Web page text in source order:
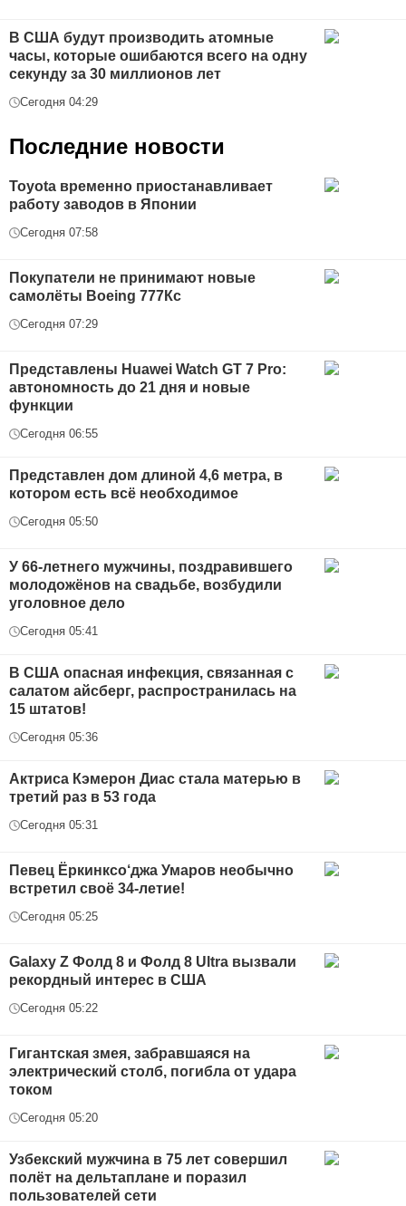
В США будут производить атомные
часы, которые ошибаются всего на одну
секунду за 30 миллионов лет
Сегодня 04:29
Последние новости
Toyota временно приостанавливает
работу заводов в Японии
Сегодня 07:58
Покупатели не принимают новые
самолёты Boeing 777Кс
Сегодня 07:29
Представлены Huawei Watch GT 7 Pro:
автономность до 21 дня и новые
функции
Сегодня 06:55
Представлен дом длиной 4,6 метра, в
котором есть всё необходимое
Сегодня 05:50
У 66-летнего мужчины, поздравившего
молодожёнов на свадьбе, возбудили
уголовное дело
Сегодня 05:41
В США опасная инфекция, связанная с
салатом айсберг, распространилась на
15 штатов!
Сегодня 05:36
Актриса Кэмерон Диас стала матерью в
третий раз в 53 года
Сегодня 05:31
Певец Ёркинксо‘джа Умаров необычно
встретил своё 34-летие!
Сегодня 05:25
Galaxy Z Фолд 8 и Фолд 8 Ultra вызвали
рекордный интерес в США
Сегодня 05:22
Гигантская змея, забравшаяся на
электрический столб, погибла от удара
током
Сегодня 05:20
Узбекский мужчина в 75 лет совершил
полёт на дельтаплане и поразил
пользователей сети